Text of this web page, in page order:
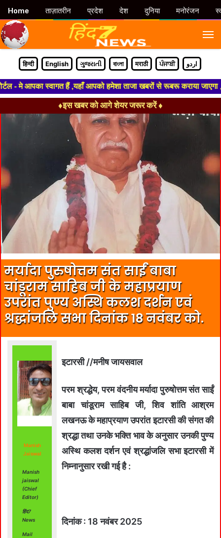
हिन्दी English ગુજરાતી বাংলা मराठी ਪੰਜਾਬੀ اردو
आपका स्वागत हैं ,यहाँ आपको हमेशा ताजा खबरों से रूबरू कराया जाएगा ,
♦इस खबर को आगे शेयर जरूर करें ♦
मर्यादा पुरुषोत्तम संत साईं बाबा
चांडूराम साहिब जी के महाप्रयाण
उपरांत पुण्य अस्थि कलश दर्शन एवं
श्रद्धांजलि सभा दिनांक 18 नवंबर को.
Manish
Jaiswal
Manish
jaiswal
(Chief
Editor)
हिंद7
News
Mail
इटारसी //मनीष जायसवाल
परम श्रद्धेय, परम वंदनीय मर्यादा पुरुषोत्तम संत साईं
बाबा चांडूराम साहिब जी, शिव शांति आश्रम
लखनऊ के महाप्रयाण उपरांत इटारसी की संगत की
श्रद्धा तथा उनके भक्ति भाव के अनुसार उनकी पुण्य
अस्थि कलश दर्शन एवं श्रद्धांजलि सभा इटारसी में
निम्नानुसार रखी गई है :
दिनांक : 18 नवंबर 2025
Home ताज़ातरीन प्रदेश देश दुनिया मनोरंजन